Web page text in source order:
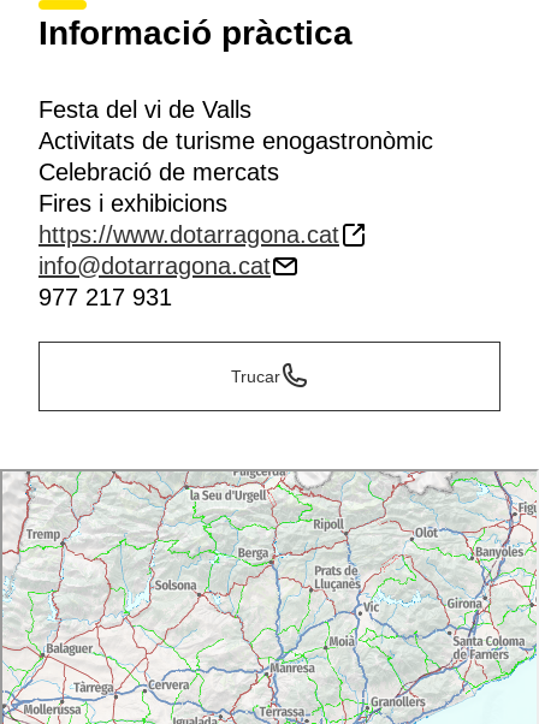
Informació pràctica
Festa del vi de Valls
Activitats de turisme enogastronòmic
Celebració de mercats
Fires i exhibicions
https://www.dotarragona.cat
info@dotarragona.cat
977 217 931
Trucar